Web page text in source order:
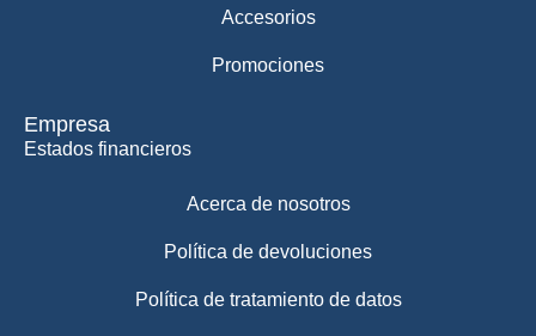
Accesorios
Promociones
Empresa
Estados financieros
Acerca de nosotros
Política de devoluciones
Política de tratamiento de datos